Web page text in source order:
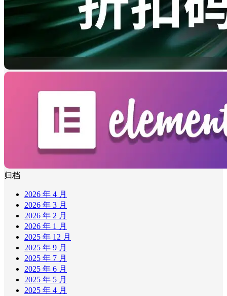
归档
2026 年 4 月
2026 年 3 月
2026 年 2 月
2026 年 1 月
2025 年 12 月
2025 年 9 月
2025 年 7 月
2025 年 6 月
2025 年 5 月
2025 年 4 月